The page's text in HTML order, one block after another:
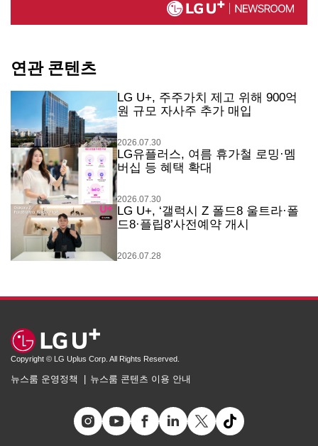
연관 콘텐츠
LG U+, 주주가치 제고 위해 900억
원 규모 자사주 추가 매입
2026.07.30
LG유플러스, 여름 휴가철 로밍·멤
버십 등 혜택 확대
2026.07.30
LG U+, ‘갤럭시 Z 폴드8 울트라·폴
드8·플립8’사전예약 개시
2026.07.28
Copyright © LG Uplus Corp. All Rights Reserved.
뉴스룸 운영정책 뉴스룸 콘텐츠 이용 안내